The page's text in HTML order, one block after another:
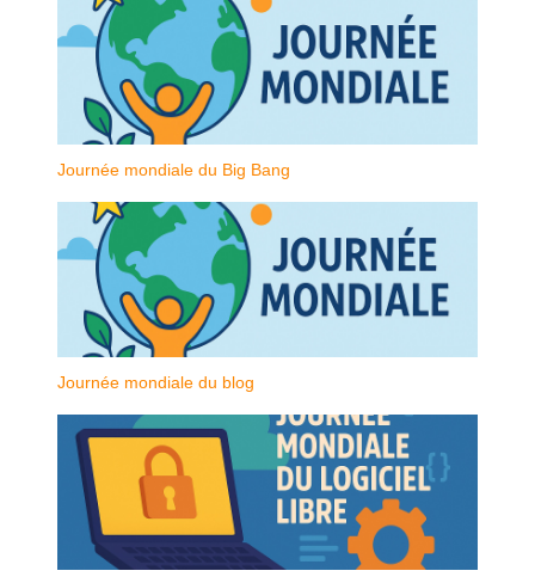
Journée mondiale du Big Bang
Journée mondiale du blog